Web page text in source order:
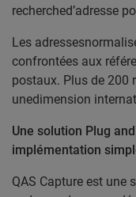
recherched’adresse
Les
confrontées aux
postaux. Plus de 200
unedimension
Une solution Plug
implémentation
QAS Capture est une